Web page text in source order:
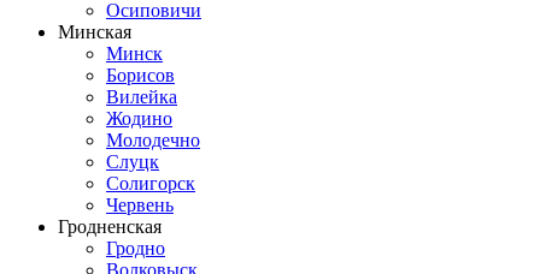
Осиповичи
Минская
Минск
Борисов
Вилейка
Жодино
Молодечно
Слуцк
Солигорск
Червень
Гродненская
Гродно
Волковыск